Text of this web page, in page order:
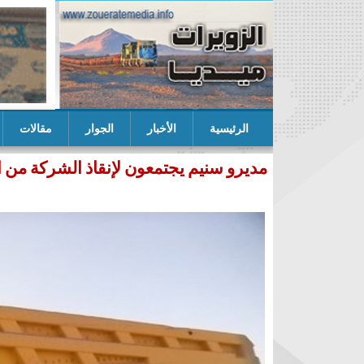
الرئيسية الأخبار الجوار مقالات
ب التكتل يعلن عن لائحته المرشحة للنيابيات في
مديرو سنيم يجتمعون لإنقاذ الشركة من